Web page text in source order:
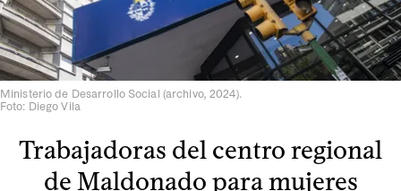
Ministerio de Desarrollo Social (archivo, 2024).
Foto: Diego Vila
Trabajadoras del centro regional
de Maldonado para mujeres